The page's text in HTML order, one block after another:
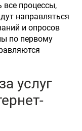
все процессы,
направляться
и опросов
по первому
услуг